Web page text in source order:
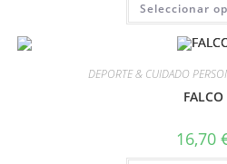
Seleccionar
DEPORTE & CUIDADO
FALCO
16,70